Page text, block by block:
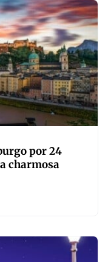
por 24
charmosa